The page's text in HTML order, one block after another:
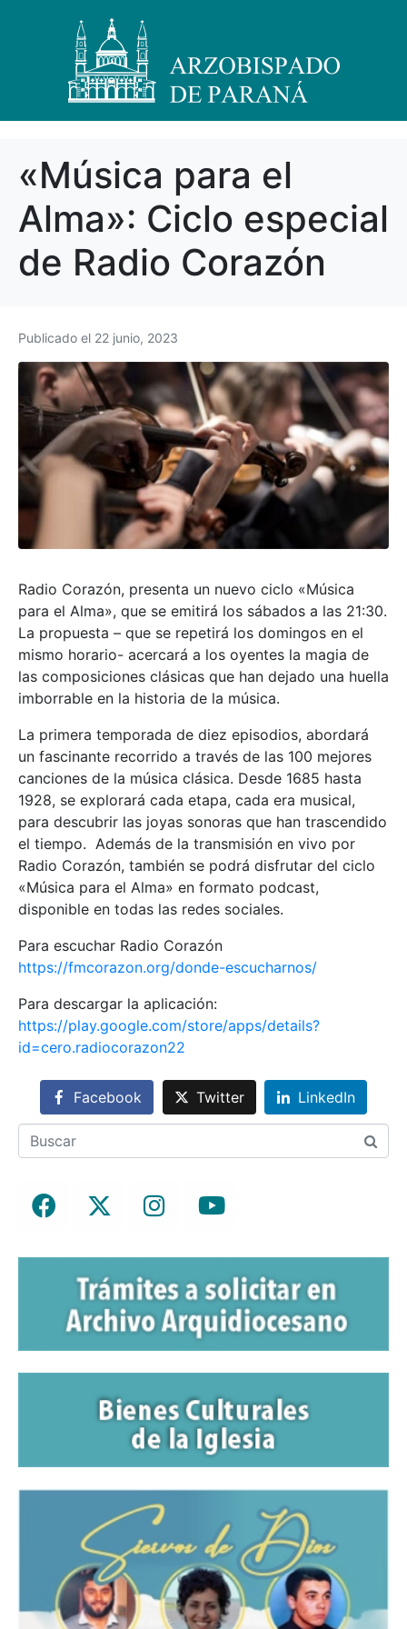
«Música para el
Alma»: Ciclo especial
de Radio Corazón
Publicado el 22 junio, 2023
Radio Corazón, presenta un nuevo ciclo «Música
para el Alma», que se emitirá los sábados a las 21:30.
La propuesta – que se repetirá los domingos en el
mismo horario- acercará a los oyentes la magia de
las composiciones clásicas que han dejado una huella
imborrable en la historia de la música.
La primera temporada de diez episodios, abordará
un fascinante recorrido a través de las 100 mejores
canciones de la música clásica. Desde 1685 hasta
1928, se explorará cada etapa, cada era musical,
para descubrir las joyas sonoras que han trascendido
el tiempo. Además de la transmisión en vivo por
Radio Corazón, también se podrá disfrutar del ciclo
«Música para el Alma» en formato podcast,
disponible en todas las redes sociales.
Para escuchar Radio Corazón
https://fmcorazon.org/donde-escucharnos/
Para descargar la aplicación:
https://play.google.com/store/apps/details?
id=cero.radiocorazon22
Facebook Twitter LinkedIn